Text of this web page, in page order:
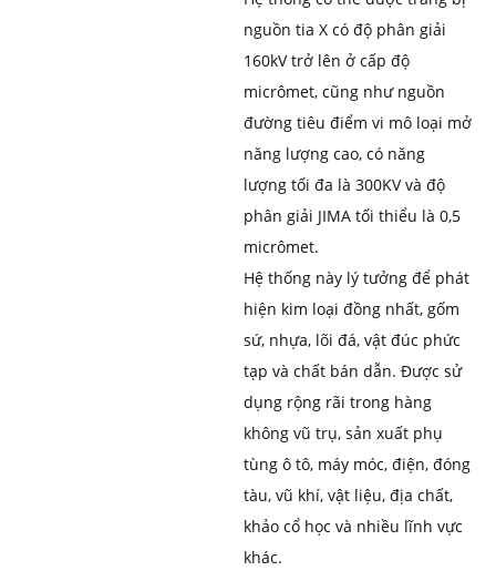
nguồn tia X có độ phân giải
160kV trở lên ở cấp độ
micrômet, cũng như nguồn
đường tiêu điểm vi mô loại mở
năng lượng cao, có năng
lượng tối đa là 300KV và độ
phân giải JIMA tối thiểu là 0,5
micrômet.
Hệ thống này lý tưởng để phát
hiện kim loại đồng nhất, gốm
sứ, nhựa, lõi đá, vật đúc phức
tạp và chất bán dẫn. Được sử
dụng rộng rãi trong hàng
không vũ trụ, sản xuất phụ
tùng ô tô, máy móc, điện, đóng
tàu, vũ khí, vật liệu, địa chất,
khảo cổ học và nhiều lĩnh vực
khác.